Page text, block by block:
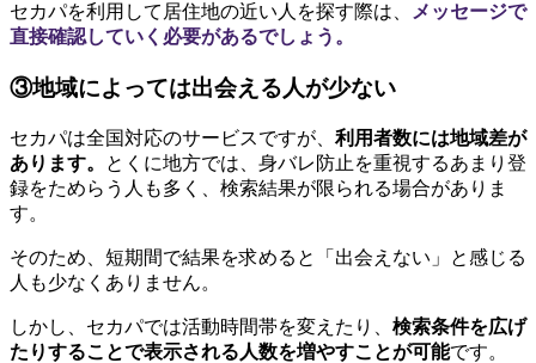
セカパを利用して居住地の近い人を探す際は、
メッセージで
直接確認していく必要があるでしょう。
③地域によっては出会える人が少ない
セカパは全国対応のサービスですが、 利用者数には地域差が
あります。
とくに地方では、身バレ防止を重視するあまり登
録をためらう人も多く、検索結果が限られる場合がありま
す。
そのため、短期間で結果を求めると「出会えない」と感じる
人も少なくありません。
しかし、セカパでは活動時間帯を変えたり、 検索条件を広げ
たりすることで表示される人数を増やすことが可能です。